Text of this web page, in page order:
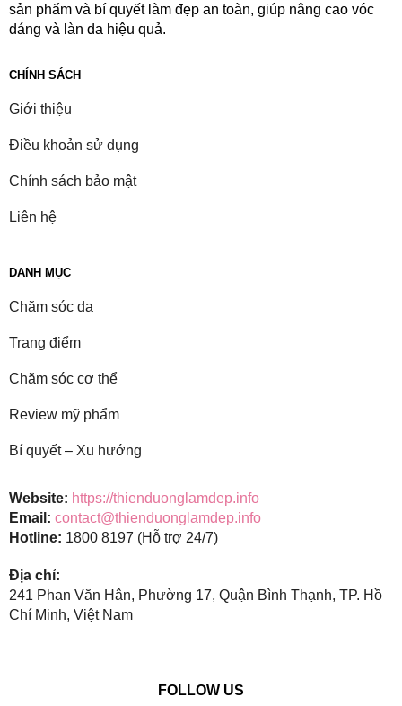
sản phẩm và bí quyết làm đẹp an toàn, giúp nâng cao vóc
dáng và làn da hiệu quả.
CHÍNH SÁCH
Giới thiệu
Điều khoản sử dụng
Chính sách bảo mật
Liên hệ
DANH MỤC
Chăm sóc da
Trang điểm
Chăm sóc cơ thể
Review mỹ phẩm
Bí quyết – Xu hướng
Website: https://thienduonglamdep.info
Email: contact@thienduonglamdep.info
Hotline: 1800 8197 (Hỗ trợ 24/7)
Địa chỉ:
241 Phan Văn Hân, Phường 17, Quận Bình Thạnh, TP. Hồ
Chí Minh, Việt Nam
FOLLOW US